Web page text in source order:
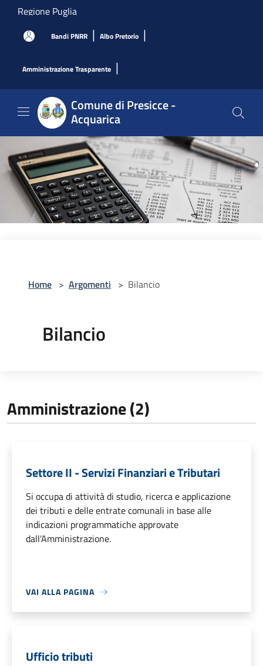
Salta al contenuto principale
Regione Puglia
Bandi PNRR | Albo Pretorio |
Amministrazione Trasparente |
Comune di Presicce -
Acquarica
Home > Argomenti > Bilancio
Bilancio
Amministrazione (2)
Settore II - Servizi Finanziari e Tributari
Si occupa di attività di studio, ricerca e applicazione
dei tributi e delle entrate comunali in base alle
indicazioni programmatiche approvate
dall'Amministrazione.
VAI ALLA PAGINA
Ufficio tributi